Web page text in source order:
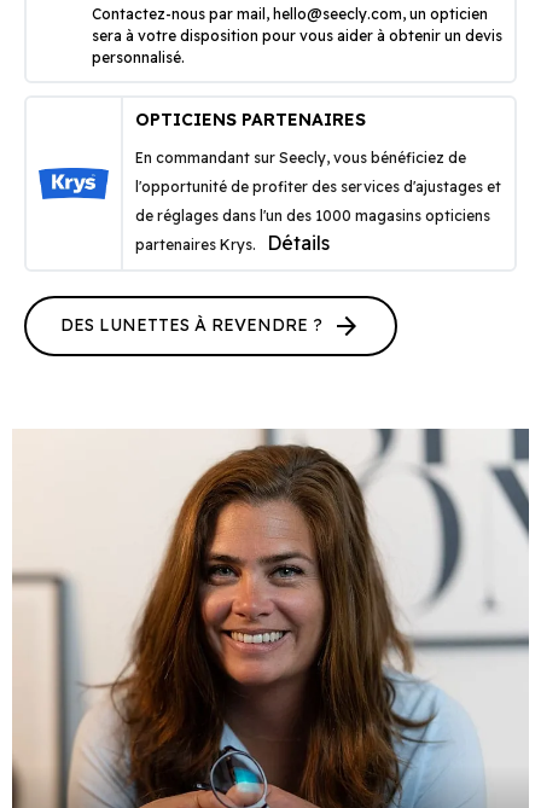
Contactez-nous par mail, hello@seecly.com, un opticien
sera à votre disposition pour vous aider à obtenir un devis
personnalisé.
OPTICIENS PARTENAIRES
En commandant sur Seecly, vous bénéficiez de
l'opportunité de profiter des services d'ajustages et
de réglages dans l'un des 1000 magasins opticiens
partenaires Krys.
Détails
DES LUNETTES À REVENDRE ? arrow_forward